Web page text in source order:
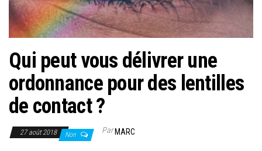
Qui peut vous délivrer une
ordonnance pour des lentilles
de contact ?
27 août 2018 Non ParMARC